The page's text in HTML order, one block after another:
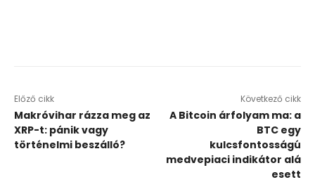
Előző cikk
Makróvihar rázza meg az
XRP-t: pánik vagy
történelmi beszálló?
Következő cikk
A Bitcoin árfolyam ma: a
BTC egy
kulcsfontosságú
medvepiaci indikátor alá
esett